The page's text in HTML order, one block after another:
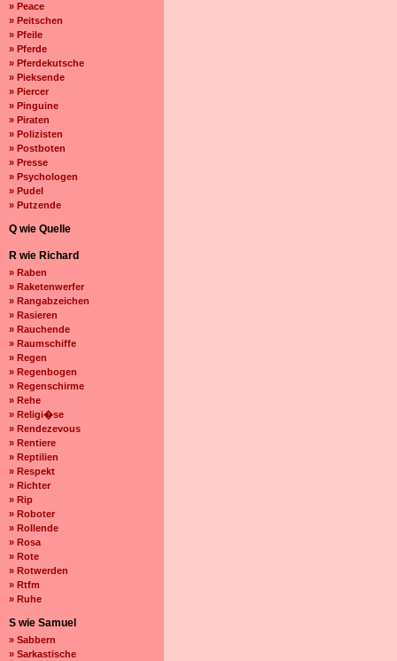
» Peace
» Peitschen
» Pfeile
» Pferde
» Pferdekutsche
» Pieksende
» Piercer
» Pinguine
» Piraten
» Polizisten
» Postboten
» Presse
» Psychologen
» Pudel
» Putzende
Q wie Quelle
R wie Richard
» Raben
» Raketenwerfer
» Rangabzeichen
» Rasieren
» Rauchende
» Raumschiffe
» Regen
» Regenbogen
» Regenschirme
» Rehe
» Religi�se
» Rendezevous
» Rentiere
» Reptilien
» Respekt
» Richter
» Rip
» Roboter
» Rollende
» Rosa
» Rote
» Rotwerden
» Rtfm
» Ruhe
S wie Samuel
» Sabbern
» Sarkastische